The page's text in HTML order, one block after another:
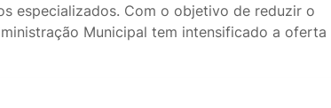
especializados. Com o objetivo de reduzir o
Municipal tem intensificado a oferta